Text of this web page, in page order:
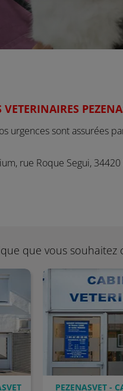
VETERINAIRES
urgences sont assurées
rue Roque Segui, 34420
que vous souhaitez
PEZENASVET -